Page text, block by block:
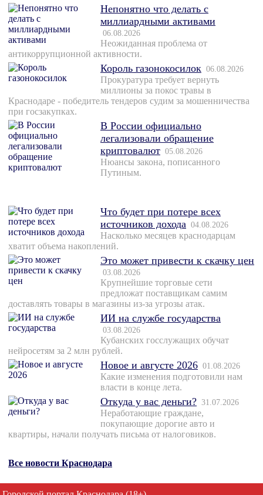
Непонятно что делать с
миллиардными активами
06.08.2026
Неожиданная проблема от
антикоррупционной активности.
Король газонокосилок 06.08.2026
Прокуратура требует вернуть
миллионы за покос травы в
Краснодаре - победитель тендеров судим за мошенничества
при госзакупках.
В России официально
легализовали обращение
криптовалют 05.08.2026
Нюансы закона, пописанного
Путиным.
Что будет при потере всех
источников дохода 04.08.2026
Насколько месяцев краснодарцам
хватит объема накоплений.
Это может привести к скачку цен
03.08.2026
Крупнейшие торговые сети
предложат поставщикам самим
доставлять товары в магазины из-за угрозы атак.
ИИ на службе государства
03.08.2026
Кубанских госслужащих обучат
нейросетям за 2 млн рублей.
Новое и августе 2026 01.08.2026
Какие изменения подготовили нам
власти в конце лета.
Откуда у вас деньги? 31.07.2026
Неработающие граждане,
покупающие дорогие авто и
квартиры, начали получать письма от налоговиков.
Все новости Краснодара